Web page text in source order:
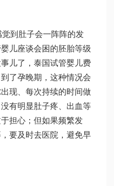
到肚子会一阵阵的发
儿座谈会困的胚胎等级
儿了， 泰国试管婴儿费
了孕晚期，这种情况会
现、每次持续的时间做
有明显肚子疼、出血等
担心；但如果频繁发
要及时去医院，避免早